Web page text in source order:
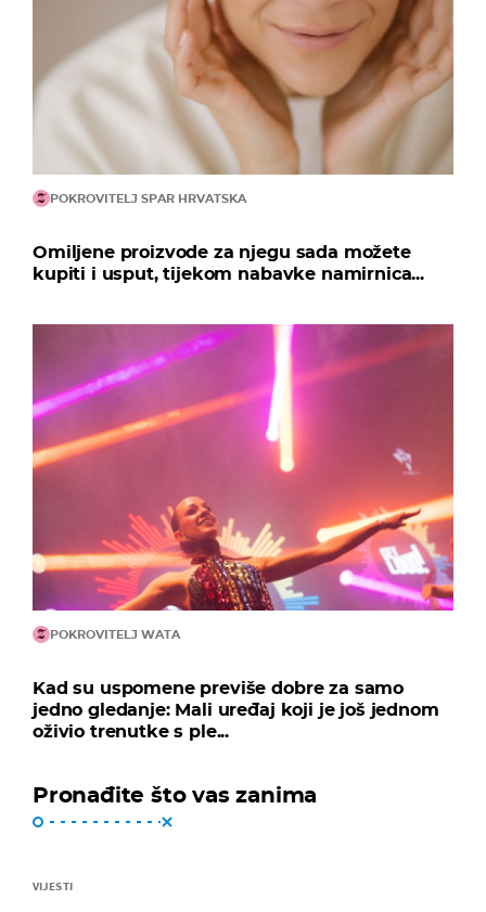
POKROVITELJ SPAR HRVATSKA
Omiljene proizvode za njegu sada možete
kupiti i usput, tijekom nabavke namirnica...
POKROVITELJ WATA
Kad su uspomene previše dobre za samo
jedno gledanje: Mali uređaj koji je još jednom
oživio trenutke s ple...
Pronađite što vas zanima
VIJESTI